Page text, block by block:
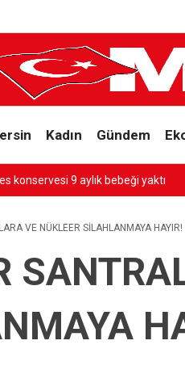
Kadın Gündem
VE NÜKLEER SİLAHLANMAYA HAYIR!